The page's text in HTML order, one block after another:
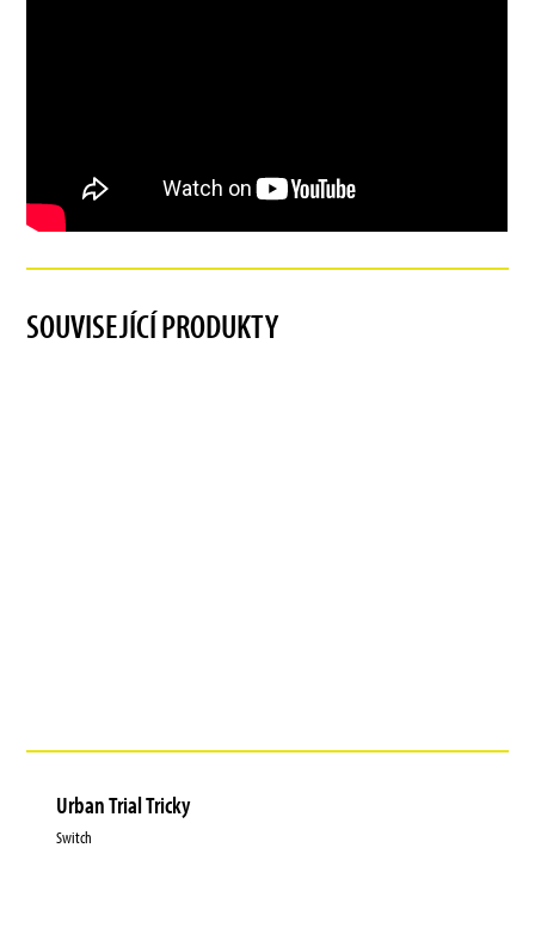
SOUVISEJÍCÍ PRODUKTY
Urban Trial Tricky
Switch